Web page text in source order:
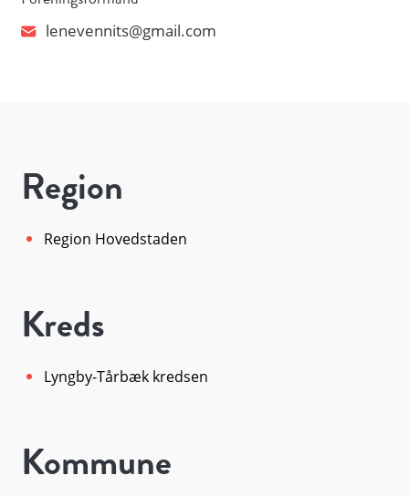
lenevennits@gmail.com
Region
Region Hovedstaden
Kreds
Lyngby-Tårbæk kredsen
Kommune